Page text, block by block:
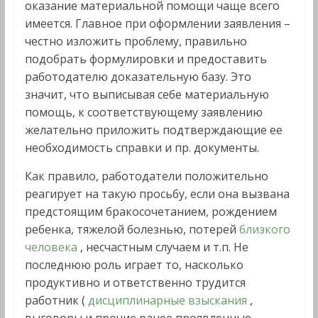
оказание материальной помощи чаще всего
имеется. Главное при оформлении заявления –
честно изложить проблему, правильно
подобрать формулировки и предоставить
работодателю доказательную базу. Это
значит, что выписывая себе материальную
помощь, к соответствующему заявлению
желательно приложить подтверждающие ее
необходимость справки и пр. документы.
Как правило, работодатели положительно
реагирует на такую просьбу, если она вызвана
предстоящим бракосочетанием, рождением
ребенка, тяжелой болезнью, потерей близкого
человека , несчастным случаем и т.п. Не
последнюю роль играет то, насколько
продуктивно и ответственно трудится
работник ( дисциплинарные взыскания ,